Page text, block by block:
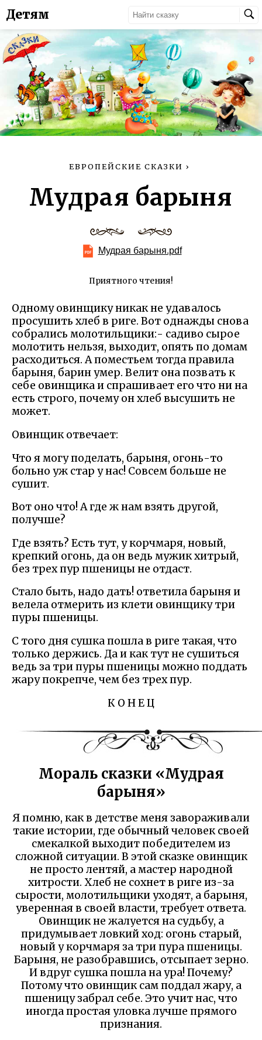
Детям
ЕВРОПЕЙСКИЕ СКАЗКИ ›
Мудрая барыня
Мудрая барыня.pdf
Приятного чтения!
Одному овинщику никак не удавалось
просушить хлеб в риге. Вот однажды снова
собрались молотильщики:- садиво сырое
молотить нельзя, выходит, опять по домам
расходиться. А поместьем тогда правила
барыня, барин умер. Велит она позвать к
себе овинщика и спрашивает его что ни на
есть строго, почему он хлеб высушить не
может.
Овинщик отвечает:
Что я могу поделать, барыня, огонь-то
больно уж стар у нас! Совсем больше не
сушит.
Вот оно что! А где ж нам взять другой,
получше?
Где взять? Есть тут, у корчмаря, новый,
крепкий огонь, да он ведь мужик хитрый,
без трех пур пшеницы не отдаст.
Стало быть, надо дать! ответила барыня и
велела отмерить из клети овинщику три
пуры пшеницы.
С того дня сушка пошла в риге такая, что
только держись. Да и как тут не сушиться
ведь за три пуры пшеницы можно поддать
жару покрепче, чем без трех пур.
К О Н Е Ц
Мораль сказки «Мудрая
барыня»
Я помню, как в детстве меня завораживали
такие истории, где обычный человек своей
смекалкой выходит победителем из
сложной ситуации. В этой сказке овинщик
не просто лентяй, а мастер народной
хитрости. Хлеб не сохнет в риге из-за
сырости, молотильщики уходят, а барыня,
уверенная в своей власти, требует ответа.
Овинщик не жалуется на судьбу, а
придумывает ловкий ход: огонь старый,
новый у корчмаря за три пура пшеницы.
Барыня, не разобравшись, отсыпает зерно.
И вдруг сушка пошла на ура! Почему?
Потому что овинщик сам поддал жару, а
пшеницу забрал себе. Это учит нас, что
иногда простая уловка лучше прямого
признания.